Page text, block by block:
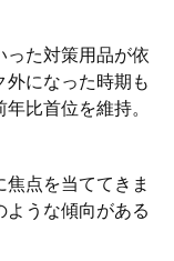
った対策用品が依
外になった時期も
比首位を維持。
点を当ててきま
ような傾向がある